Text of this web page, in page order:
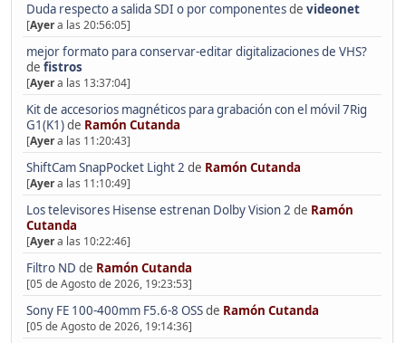
Duda respecto a salida SDI o por componentesde videonet
[Ayera las 20:56:05]
mejor formato para conservar-editar digitalizaciones de VHS?
de fistros
[Ayera las 13:37:04]
Kit de accesorios magnéticos para grabación con el móvil 7Rig
G1(K1)de Ramón Cutanda
[Ayera las 11:20:43]
ShiftCam SnapPocket Light 2 de Ramón Cutanda
[Ayera las 11:10:49]
Los televisores Hisense estrenan Dolby Vision 2 de Ramón
Cutanda
[Ayera las 10:22:46]
Filtro ND de Ramón Cutanda
[05 de Agosto de 2026, 19:23:53]
Sony FE 100-400mm F5.6-8 OSSde Ramón Cutanda
[05 de Agosto de 2026, 19:14:36]